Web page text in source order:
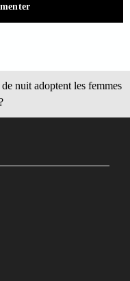
nuit adoptent les femmes